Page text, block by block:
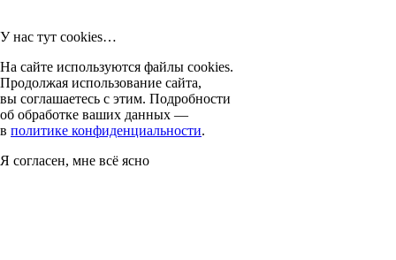
У нас тут cookies…
На сайте используются файлы cookies.
Продолжая использование сайта,
вы соглашаетесь с этим. Подробности
об обработке ваших данных —
в политике конфиденциальности.
Я согласен, мне всё ясно